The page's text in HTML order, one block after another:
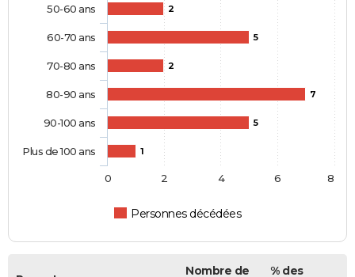
2
5
2
7
5
1
Personnes décédées
50-60 ans
60-70 ans
70-80 ans
80-90 ans
90-100 ans
Plus de 100 ans
0 2 4 6 8
Nombre de
% des